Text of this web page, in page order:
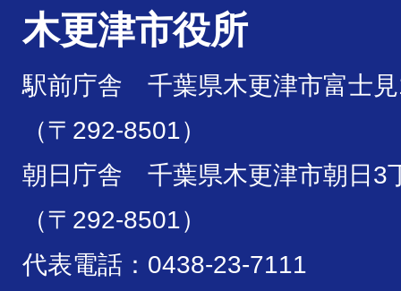
木更津市役所
駅前庁舎 千葉県木更津市富士
（〒292-8501）
朝日庁舎 千葉県木更津市朝日3
（〒292-8501）
代表電話：0438-23-7111